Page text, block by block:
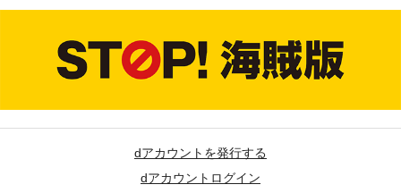
dアカウントを発行する
dアカウントログイン